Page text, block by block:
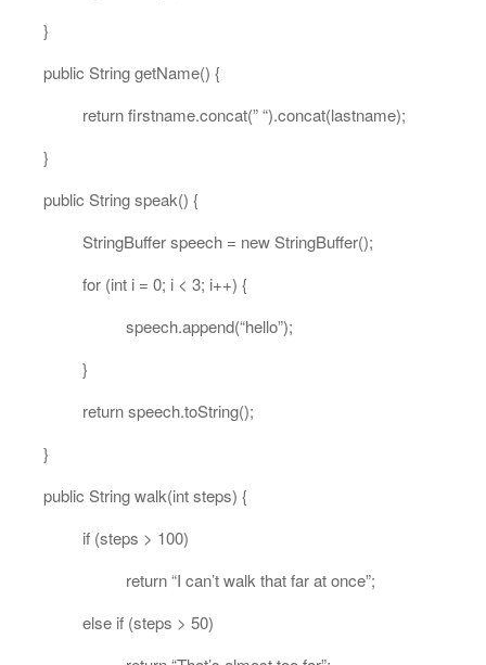
}
public String getName() {
return firstname.concat(” “).concat(lastname);
}
public String speak() {
StringBuffer speech = new StringBuffer();
for (int i = 0; i < 3; i++) {
speech.append(“hello”);
}
return speech.toString();
}
public String walk(int steps) {
if (steps > 100)
return “I can’t walk that far at once”;
else if (steps > 50)